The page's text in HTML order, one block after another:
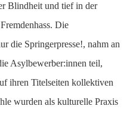
Blindheit und tief in der
Die
die Springerpresse!, nahm an
Asylbewerber:innen teil,
ihren Titelseiten kollektiven
wurden als kulturelle Praxis